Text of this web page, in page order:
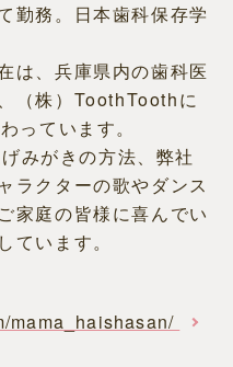
勤務。日本歯科保存学
は、兵庫県内の歯科医
（株）ToothToothに
っています。
みがきの方法、弊社
ラクターの歌やダンス
家庭の皆様に喜んでい
ています。
mama_haishasan/